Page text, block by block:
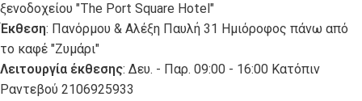
ξενοδοχείου "The Port Square Hotel"
Έκθεση: Πανόρμου & Αλέξη Παυλή 31 Ημιόροφος πάνω από
το καφέ "Ζυμάρι"
Λειτουργία έκθεσης: Δευ. - Παρ. 09:00 - 16:00 Κατόπιν
Ραντεβού 2106925933